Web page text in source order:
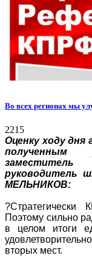
Во всех регионах мы
2215
Оценку ходу дня
полученным
руководитель
МЕЛЬНИКОВ:
Поэтому сильно
в целом итоги
вторых мест.